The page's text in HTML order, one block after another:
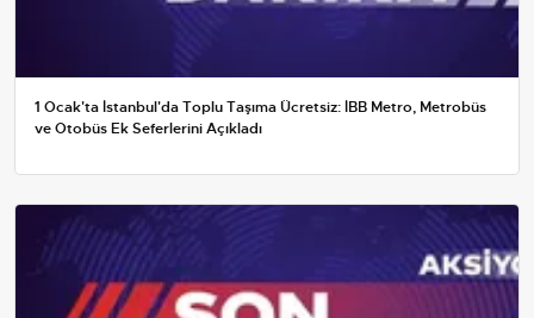
1 Ocak'ta İstanbul'da Toplu Taşıma Ücretsiz: İBB Metro, Metrobüs
ve Otobüs Ek Seferlerini Açıkladı